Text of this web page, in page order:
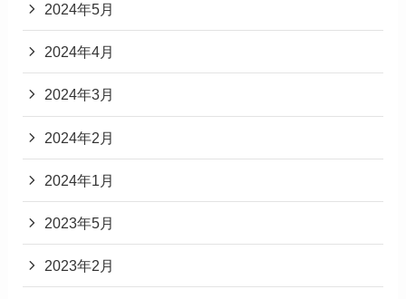
2024年5月
2024年4月
2024年3月
2024年2月
2024年1月
2023年5月
2023年2月